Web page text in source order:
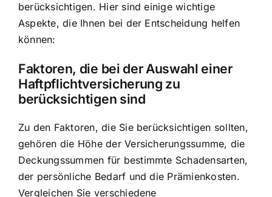
berücksichtigen. Hier sind einige wichtige
Aspekte, die Ihnen bei der Entscheidung helfen
können:
Faktoren, die bei der Auswahl einer
Haftpflichtversicherung zu
berücksichtigen sind
Zu den Faktoren, die Sie berücksichtigen sollten,
gehören die Höhe der Versicherungssumme, die
Deckungssummen für bestimmte Schadensarten,
der persönliche Bedarf und die Prämienkosten.
Vergleichen Sie verschiedene